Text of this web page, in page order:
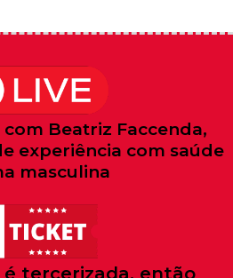
Beatriz Faccenda,
experiência com saúde
masculina